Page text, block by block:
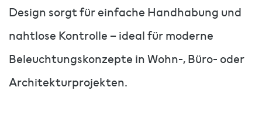
Design sorgt für einfache Handhabung und
nahtlose Kontrolle – ideal für moderne
Beleuchtungskonzepte in Wohn-, Büro- oder
Architekturprojekten.